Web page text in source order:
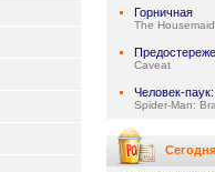
Горничная
The Housemaid
Caveat
Человек-
Spider-Man: